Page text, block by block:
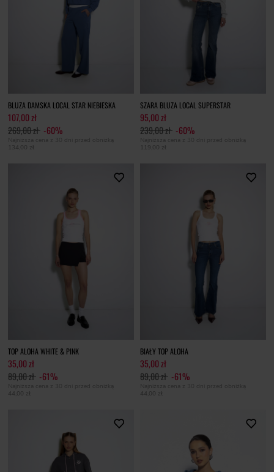
BLUZA DAMSKA LOCAL STAR NIEBIESKA
107,00 zł
269,00 zł -60%
Najniższa cena z 30 dni przed obniżką
134,00 zł
SZARA BLUZA LOCAL SUPERSTAR
95,00 zł
239,00 zł -60%
Najniższa cena z 30 dni przed obniżką
119,00 zł
TOP ALOHA WHITE & PINK
35,00 zł
89,00 zł -61%
Najniższa cena z 30 dni przed obniżką
44,00 zł
BIAŁY TOP ALOHA
35,00 zł
89,00 zł -61%
Najniższa cena z 30 dni przed obniżką
44,00 zł